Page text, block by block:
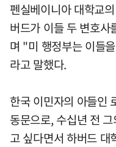
펜실베이니아 대학교
버드가 이들 두 변호
며 "미 행정부는 이들
라고 말했다.
한국 이민자의 아들인
동문으로, 수십년 전
고 싶다면서 하버드 대